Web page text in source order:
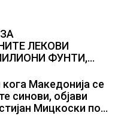
ЛЕКОВИ
ФУНТИ,
навистина им се
Македонија се
синови, објави
Мицкоски по